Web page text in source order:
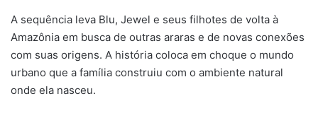
A sequência leva Blu, Jewel e seus filhotes de volta à
Amazônia em busca de outras araras e de novas conexões
com suas origens. A história coloca em choque o mundo
urbano que a família construiu com o ambiente natural
onde ela nasceu.